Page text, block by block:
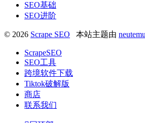
SEO基础
SEO进阶
© 2026 Scrape SEO 本站主题由 neutemu
ScrapeSEO
SEO工具
跨境软件下载
Tiktok破解版
商店
联系我们